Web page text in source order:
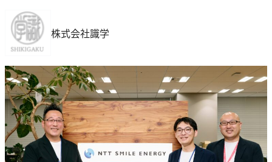
株式会社識学